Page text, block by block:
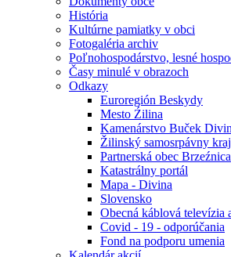
História
Kultúrne pamiatky v obci
Fotogaléria archiv
Poľnohospodárstvo, lesné
Časy minulé v obrazoch
Odkazy
Euroregión Beskydy
Mesto Źilina
Kamenárstvo Buček
Žilinský samosrpávny kraj
Partnerská obec Brzeźnica
Katastrálny portál
Mapa - Divina
Slovensko
Obecná káblová televízia
Covid - 19 - odporúčania
Fond na podporu umenia